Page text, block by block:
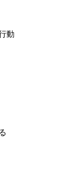
動